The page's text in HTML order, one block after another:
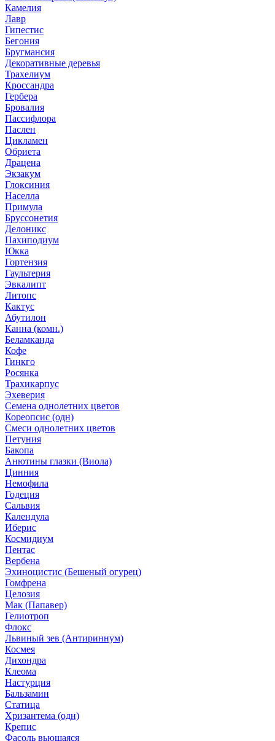
Камелия
Лавр
Гипестис
Бегония
Бругмансия
Декоративные деревья
Трахелиум
Кроссандра
Гербера
Бровалия
Пассифлора
Паслен
Цикламен
Обриета
Драцена
Экзакум
Глоксиния
Населла
Примула
Бруссонетия
Делоникс
Пахиподиум
Юкка
Гортензия
Гаультерия
Эвкалипт
Литопс
Кактус
Абутилон
Канна (комн.)
Беламканда
Кофе
Гинкго
Росянка
Трахикарпус
Эхеверия
Семена однолетних цветов
Кореопсис (одн)
Смеси однолетних цветов
Петуния
Бакопа
Анютины глазки (Виола)
Цинния
Немофила
Годеция
Сальвия
Календула
Иберис
Космидиум
Пентас
Вербена
Эхиноцистис (Бешеный огурец)
Гомфрена
Целозия
Мак (Папавер)
Гелиотроп
Флокс
Львиный зев (Антириннум)
Космея
Дихондра
Клеома
Настурция
Бальзамин
Статица
Хризантема (одн)
Крепис
Фасоль вьющаяся